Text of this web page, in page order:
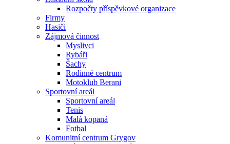
Rozpočty příspěvkové organizace
Firmy
Hasiči
Zájmová činnost
Myslivci
Rybáři
Šachy
Rodinné centrum
Motoklub Berani
Sportovní areál
Sportovní areál
Tenis
Malá kopaná
Fotbal
Komunitní centrum Grygov